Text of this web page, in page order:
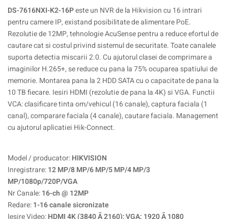
DS-7616NXI-K2-16Peste un NVR de la Hikvision cu 16 intrari
pentru camere IP, existand posibilitate de alimentare PoE.
Rezolutie de 12MP, tehnologie AcuSense pentru a reduce efortul de
cautare cat si costul privind sistemul de securitate. Toate canalele
suporta detectia miscarii 2.0. Cu ajutorul clasei de comprimare a
imaginilor H.265+, se reduce cu pana la 75% ocuparea spatiului de
memorie. Montarea pana la 2 HDD SATA cu o capacitate de pana la
10 TB fiecare. Iesiri HDMI (rezolutie de pana la 4K) si VGA. Functii
VCA: clasificare tinta om/vehicul (16 canale), captura faciala (1
canal), comparare faciala (4 canale), cautare faciala. Management
cu ajutorul aplicatiei Hik-Connect.
Model / producator:HIKVISION
Inregistrare:12 MP/8 MP/6 MP/5 MP/4 MP/3
MP/1080p/720P/VGA
Nr Canale:16-ch @ 12MP
Redare:1-16 canale sicronizate
Iesire Video:HDMI 4K (3840 Ã 2160); VGA: 1920 Ã 1080